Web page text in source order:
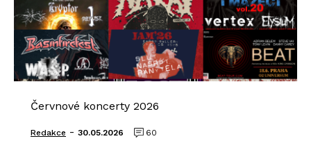
Červnové koncerty 2026
Redakce - 30.05.2026 60